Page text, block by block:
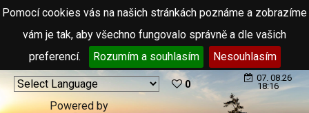
Pomocí cookies vás na našich stránkách poznáme a zobrazíme
vám je tak, aby všechno fungovalo správně a dle vašich
preferencí.
Rozumím a souhlasím Nesouhlasím
Powered by
0
07. 08.26
18:16